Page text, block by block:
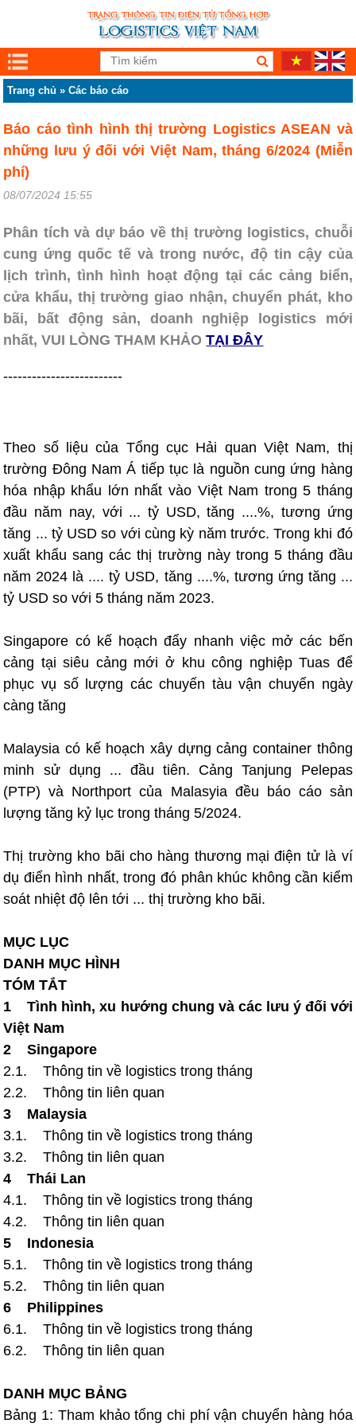
Trang chủ »Các báo cáo
Báo cáo tình hình thị trường Logistics ASEAN và
những lưu ý đối với Việt Nam, tháng 6/2024 (Miễn
phí)
08/07/2024 15:55
Phân tích và dự báo về thị trường logistics, chuỗi
cung ứng quốc tế và trong nước, độ tin cậy của
lịch trình, tình hình hoạt động tại các cảng biển,
cửa khẩu, thị trường giao nhận, chuyển phát, kho
bãi, bất động sản, doanh nghiệp logistics mới
nhất, VUI LÒNG THAM KHẢOTẠI ĐÂY
-------------------------
Theo số liệu của Tổng cục Hải quan Việt Nam, thị
trường Đông Nam Á tiếp tục là nguồn cung ứng hàng
hóa nhập khẩu lớn nhất vào Việt Nam trong 5 tháng
đầu năm nay, với ... tỷ USD, tăng ....%, tương ứng
tăng ... tỷ USD so với cùng kỳ năm trước. Trong khi đó
xuất khẩu sang các thị trường này trong 5 tháng đầu
năm 2024 là .... tỷ USD, tăng ....%, tương ứng tăng ...
tỷ USD so với 5 tháng năm 2023.
Singapore có kế hoạch đẩy nhanh việc mở các bến
cảng tại siêu cảng mới ở khu công nghiệp Tuas để
phục vụ số lượng các chuyến tàu vận chuyển ngày
càng tăng
Malaysia có kế hoạch xây dựng cảng container thông
minh sử dụng ... đầu tiên. Cảng Tanjung Pelepas
(PTP) và Northport của Malasyia đều báo cáo sản
lượng tăng kỷ lục trong tháng 5/2024.
Thị trường kho bãi cho hàng thương mại điện tử là ví
dụ điển hình nhất, trong đó phân khúc không cần kiểm
soát nhiệt độ lên tới ... thị trường kho bãi.
MỤC LỤC
DANH MỤC HÌNH
TÓM TẮT
1 Tình hình, xu hướng chung và các lưu ý đối với
Việt Nam
2 Singapore
2.1. Thông tin về logistics trong tháng
2.2. Thông tin liên quan
3 Malaysia
3.1. Thông tin về logistics trong tháng
3.2. Thông tin liên quan
4 Thái Lan
4.1. Thông tin về logistics trong tháng
4.2. Thông tin liên quan
5 Indonesia
5.1. Thông tin về logistics trong tháng
5.2. Thông tin liên quan
6 Philippines
6.1. Thông tin về logistics trong tháng
6.2. Thông tin liên quan
DANH MỤC BẢNG
Bảng 1: Tham khảo tổng chi phí vận chuyển hàng hóa